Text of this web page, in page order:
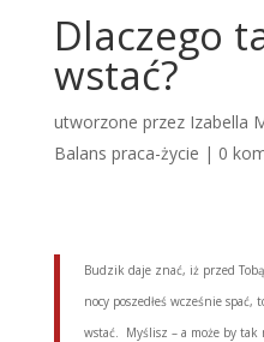
Dlaczego
wstać?
utworzone przez Izabella
Balans praca-życie | 0
Budzik daje znać, iż przed
nocy poszedłeś wcześnie
wstać. Myślisz – a może by tak